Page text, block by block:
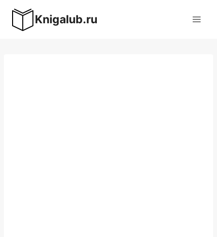
содержимому
Knigalub.ru